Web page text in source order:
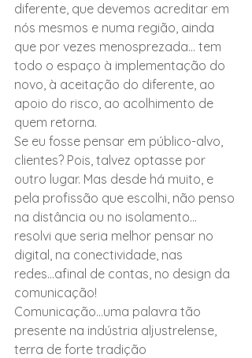
diferente, que devemos acreditar em
nós mesmos e numa região, ainda
que por vezes menosprezada... tem
todo o espaço à implementação do
novo, à aceitação do diferente, ao
apoio do risco, ao acolhimento de
quem retorna.
Se eu fosse pensar em público-alvo,
clientes? Pois, talvez optasse por
outro lugar. Mas desde há muito, e
pela profissão que escolhi, não penso
na distância ou no isolamento...
resolvi que seria melhor pensar no
digital, na conectividade, nas
redes...afinal de contas, no design da
comunicação!
Comunicação...uma palavra tão
presente na indústria aljustrelense,
terra de forte tradição